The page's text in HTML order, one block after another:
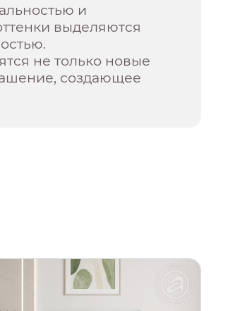
и
выделяются
не только новые
создающее